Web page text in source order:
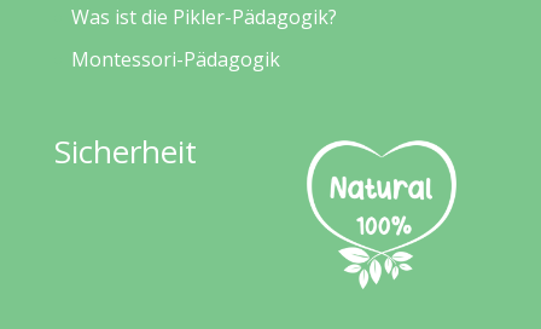
Was ist die Pikler-Pädagogik?
Montessori-Pädagogik
Sicherheit